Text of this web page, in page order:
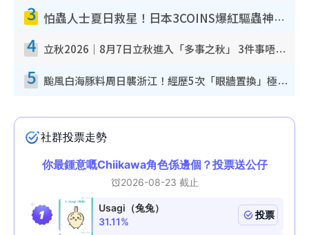
3 怕蟲人士夏日救星！日本3COINS爆紅驅蟲神器$45起 1招「全程免觸碰」輕鬆搞定小強
4 立秋2026｜8月7日立秋進入「多事之秋」 3件事唔做得！專家教6招開運 清枱頭／銀包納氣接好運
5 颱風白海豚料周日襲浙江！經歷5次「眼牆置換」極罕見 成登陸內地最長途颱風